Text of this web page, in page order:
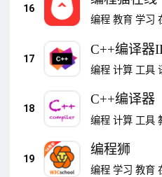
16
编程 教育 学习
17
C++编译器
编程 计算 工具
18
C++编译器
编程 计算 工具
19
编程狮
编程 学习 教育